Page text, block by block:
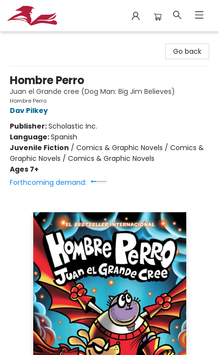
Go back
Hombre Perro
Juan el Grande cree (Dog Man: Big Jim Believes)
Hombre Perro
Dav Pilkey
Publisher:Scholastic Inc.
Language:Spanish
Juvenile Fiction / Comics & Graphic Novels / Comics &
Graphic Novels / Comics & Graphic Novels
Ages 7+
Forthcoming demand: